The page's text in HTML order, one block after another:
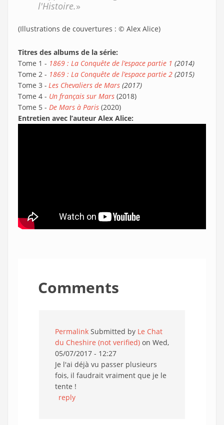
l'Histoire.»
(Illustrations de couvertures : © Alex Alice)
Titres des albums de la série:
Tome 1 - 1869 : La Conquête de l’espace partie 1 (2014)
Tome 2 - 1869 : La Conquête de l’espace partie 2 (2015)
Tome 3 - Les Chevaliers de Mars (2017)
Tome 4 - Un français sur Mars (2018)
Tome 5 - De Mars à Paris (2020)
Entretien avec l’auteur Alex Alice:
Comments
Permalink Submitted by Le Chat
du Cheshire (not verified) on Wed,
05/07/2017 - 12:27
Je l'ai déjà vu passer plusieurs
fois, il faudrait vraiment que je le
tente !
reply